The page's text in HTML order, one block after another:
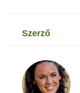
szerző